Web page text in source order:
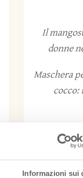
Informazioni sui
Il
donne
Maschera
cocco: